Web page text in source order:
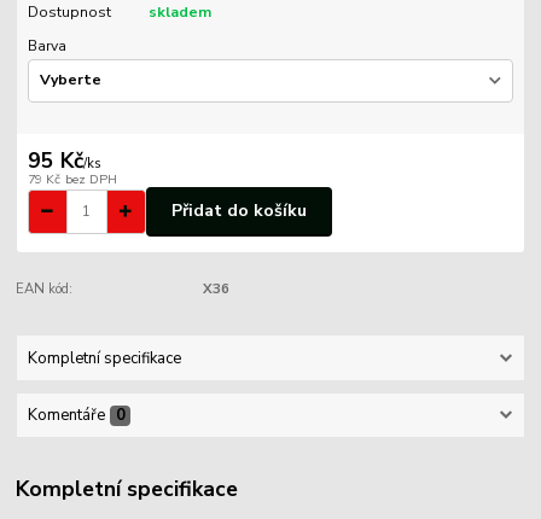
Dostupnost
skladem
Barva
95 Kč/ks
79 Kč bez DPH
Přidat do košíku
EAN kód: X36
Kompletní specifikace
Komentáře 0
Kompletní specifikace